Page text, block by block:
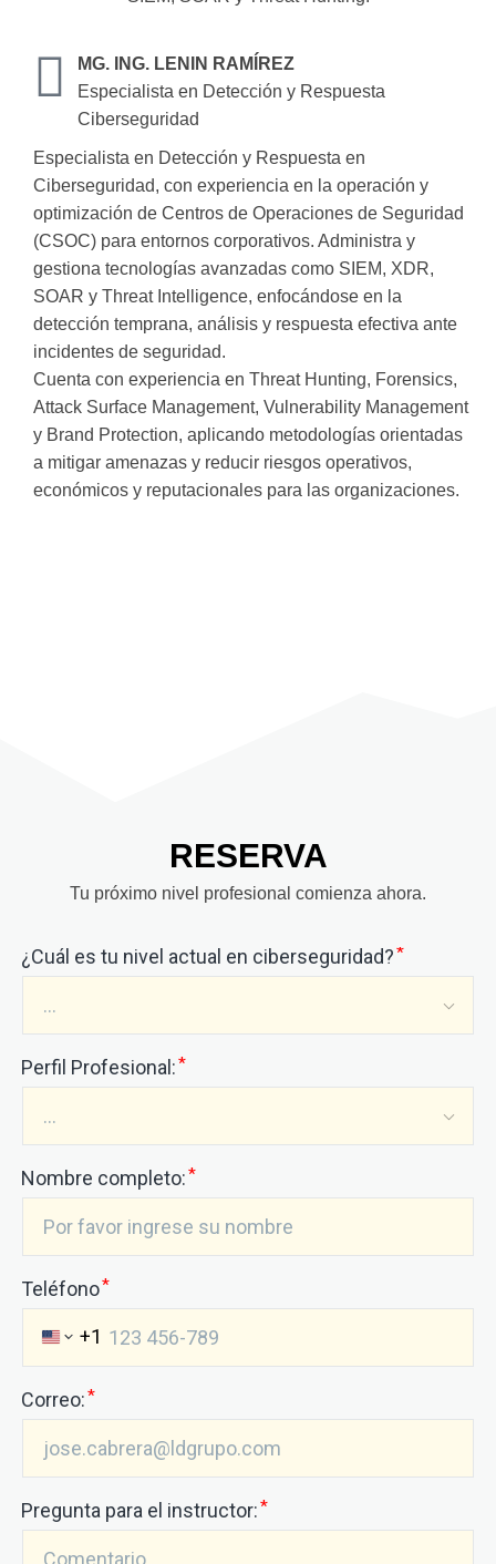
MG. ING. LENIN RAMÍREZ
Especialista en Detección y Respuesta
Ciberseguridad
Especialista en Detección y Respuesta en
Ciberseguridad, con experiencia en la operación y
optimización de Centros de Operaciones de Seguridad
(CSOC) para entornos corporativos. Administra y
gestiona tecnologías avanzadas como SIEM, XDR,
SOAR y Threat Intelligence, enfocándose en la
detección temprana, análisis y respuesta efectiva ante
incidentes de seguridad.
Cuenta con experiencia en Threat Hunting, Forensics,
Attack Surface Management, Vulnerability Management
y Brand Protection, aplicando metodologías orientadas
a mitigar amenazas y reducir riesgos operativos,
económicos y reputacionales para las organizaciones.
RESERVA
Tu próximo nivel profesional comienza ahora.